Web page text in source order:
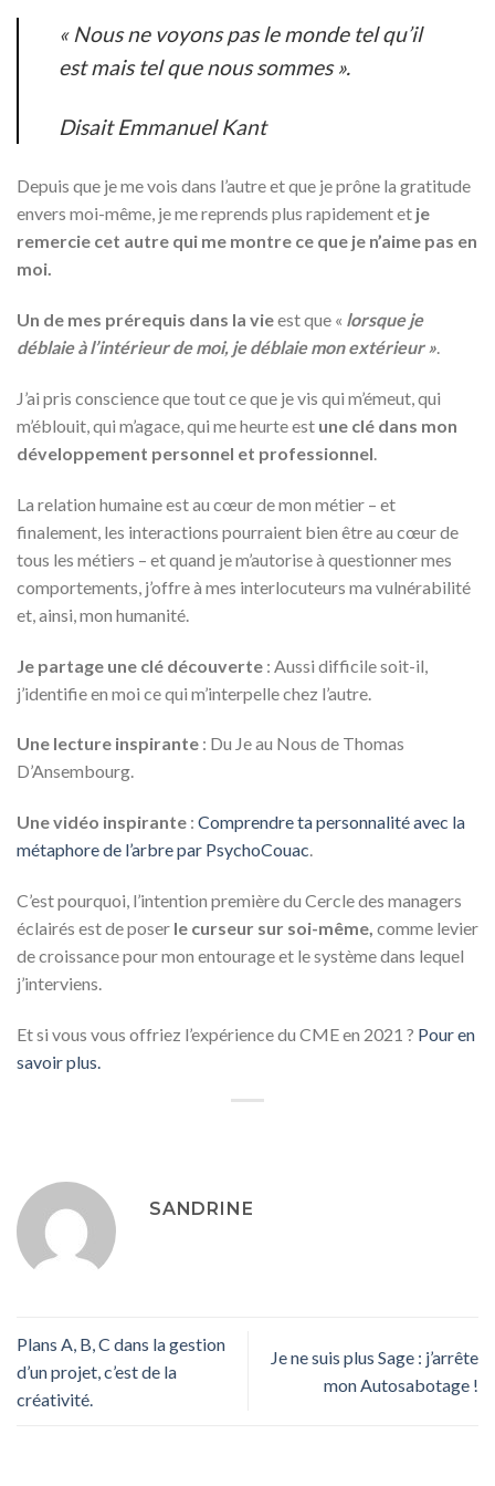
« Nous ne voyons pas le monde tel qu’il
est mais tel que nous sommes».
Disait Emmanuel Kant
Depuis que je me vois dans l’autre et que je prône la gratitude
envers moi-même, je me reprends plus rapidement et je
remercie cet autre qui me montre ce que je n’aime pas en
moi.
Un de mes prérequis dans la vieest que « lorsque je
déblaie à l’intérieur de moi, je déblaie mon extérieur ».
J’ai pris conscience que tout ce que je vis qui m’émeut, qui
m’éblouit, qui m’agace, qui me heurte est une clé dans mon
développement personnel et professionnel.
La relation humaine est au cœur de mon métier – et
finalement, les interactions pourraient bien être au cœur de
tous les métiers – et quand je m’autorise à questionner mes
comportements, j’offre à mes interlocuteurs ma vulnérabilité
et, ainsi, mon humanité.
Je partage une clé découverte : Aussi difficile soit-il,
j’identifie en moi ce qui m’interpelle chez l’autre.
Une lecture inspirante : Du Je au Nous de Thomas
D’Ansembourg.
Une vidéo inspirante : Comprendre ta personnalité avec la
métaphore de l’arbre par PsychoCouac.
C’est pourquoi, l’intention première du Cercle des managers
éclairés est de poser le curseur sur soi-même, comme levier
de croissance pour mon entourage et le système dans lequel
j’interviens.
Et si vous vous offriez l’expérience du CME en 2021 ? Pour en
savoir plus.
SANDRINE
Plans A, B, C dans la gestion
d’un projet, c’est de la
créativité.
Je ne suis plus Sage : j’arrête
mon Autosabotage !